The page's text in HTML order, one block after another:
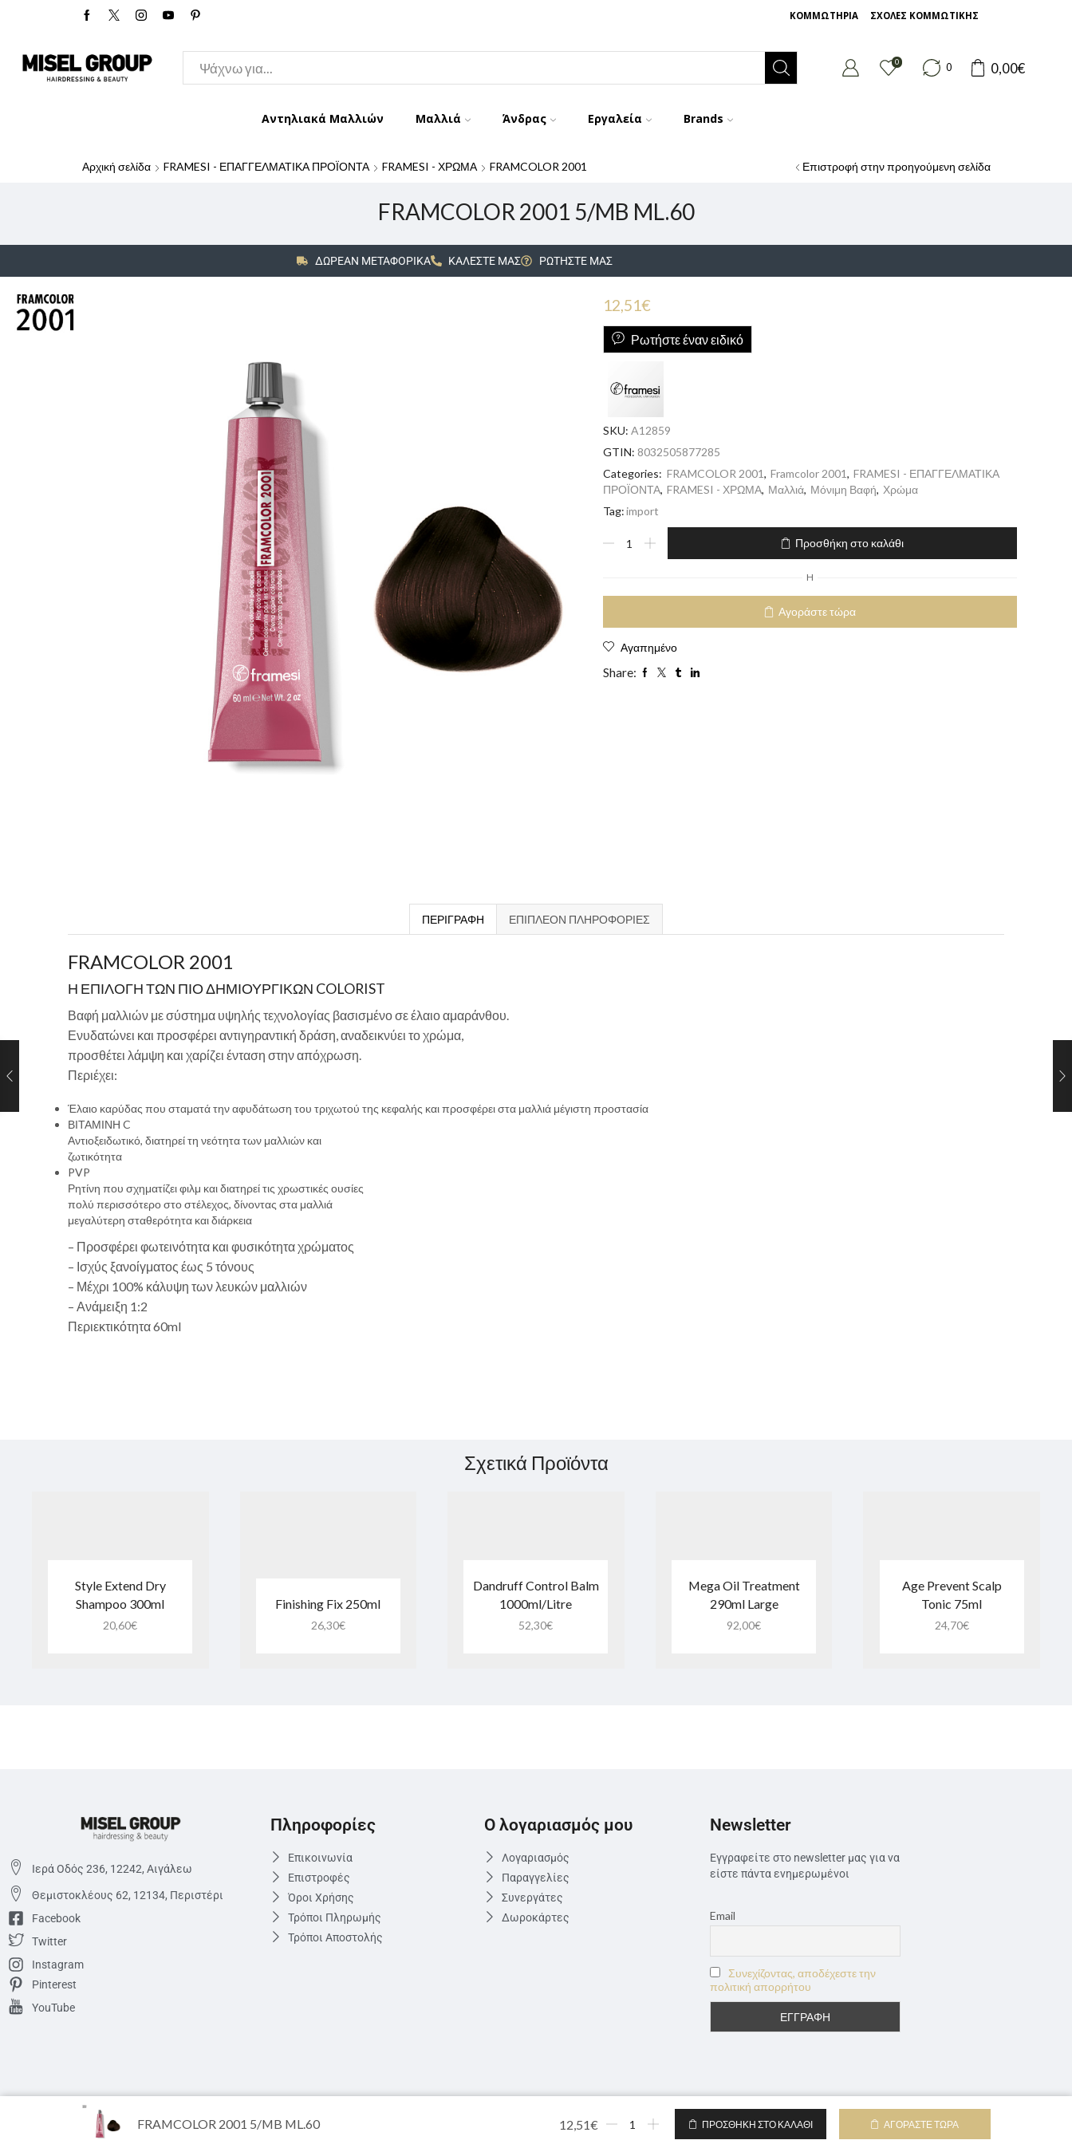
ΚΟΜΜΩΤΗΡΙΑ ΣΧΟΛΕΣ ΚΟΜΜΩΤΙΚΗΣ
0 0 0,00€
Αντηλιακά Μαλλιών Μαλλιά Άνδρας Εργαλεία Brands
Αρχική σελίδα FRAMESI - ΕΠΑΓΓΕΛΜΑΤΙΚΑ ΠΡΟΪΟΝΤΑ FRAMESI - ΧΡΩΜΑ FRAMCOLOR 2001 Επιστροφή στην προηγούμενη σελίδα
FRAMCOLOR 2001 5/MB ML.60
ΔΩΡΕΑΝ ΜΕΤΑΦΟΡΙΚΑ ΚΑΛΕΣΤΕ ΜΑΣ ΡΩΤΗΣΤΕ ΜΑΣ
12,51€
Ρωτήστε έναν ειδικό
SKU: A12859
GTIN: 8032505877285
Categories: FRAMCOLOR 2001, Framcolor 2001, FRAMESI - ΕΠΑΓΓΕΛΜΑΤΙΚΑ
ΠΡΟΪΟΝΤΑ, FRAMESI - ΧΡΩΜΑ, Μαλλιά, Μόνιμη Βαφή, Χρώμα
Tag:import
Προσθήκη στο καλάθι
H
Αγοράστε τώρα
Αγαπημένο
Share:
ΠΕΡΙΓΡΑΦΉ ΕΠΙΠΛΈΟΝ ΠΛΗΡΟΦΟΡΊΕΣ
FRAMCOLOR 2001
Η ΕΠΙΛΟΓΗ ΤΩΝ ΠΙΟ ΔΗΜΙΟΥΡΓΙΚΩΝ COLORIST
Βαφή μαλλιών με σύστημα υψηλής τεχνολογίας βασισμένο σε έλαιο αμαράνθου.
Ενυδατώνει και προσφέρει αντιγηραντική δράση, αναδεικνύει το χρώμα,
προσθέτει λάμψη και χαρίζει ένταση στην απόχρωση.
Περιέχει:
Έλαιο καρύδας που σταματά την αφυδάτωση του τριχωτού της κεφαλής και προσφέρει στα μαλλιά μέγιστη προστασία
ΒΙΤΑΜΙΝΗ C
Αντιοξειδωτικό, διατηρεί τη νεότητα των μαλλιών και
ζωτικότητα
PVP
Ρητίνη που σχηματίζει φιλμ και διατηρεί τις χρωστικές ουσίες
πολύ περισσότερο στο στέλεχος, δίνοντας στα μαλλιά
μεγαλύτερη σταθερότητα και διάρκεια
– Προσφέρει φωτεινότητα και φυσικότητα χρώματος
– Ισχύς ξανοίγματος έως 5 τόνους
– Μέχρι 100% κάλυψη των λευκών μαλλιών
– Ανάμειξη 1:2
Περιεκτικότητα 60ml
Σχετικά Προϊόντα
Style Extend Dry
Shampoo 300ml
20,60€
Finishing Fix 250ml
26,30€
Dandruff Control Balm
1000ml/Litre
52,30€
Mega Oil Treatment
290ml Large
92,00€
Age Prevent Scalp
Tonic 75ml
24,70€
FRAMCOLOR 2001 5/MB ML.60 12,51€ ΠΡΟΣΘΉΚΗ ΣΤΟ ΚΑΛΆΘΙ ΑΓΟΡΆΣΤΕ ΤΏΡΑ
Ιερά Οδός 236, 12242, Αιγάλεω
Θεμιστoκλέους 62, 12134, Περιστέρι
Facebook
Twitter
Instagram
Pinterest
YouTube
Πληροφορίες
Επικοινωνία
Επιστροφές
Όροι Χρήσης
Τρόποι Πληρωμής
Τρόποι Αποστολής
Ο λογαριασμός μου
Λογαριασμός
Παραγγελίες
Συνεργάτες
Δωροκάρτες
Newsletter
Εγγραφείτε στο newsletter μας για να
είστε πάντα ενημερωμένοι
Email
Συνεχίζοντας, αποδέχεστε την
πολιτική απορρήτου
Eshop.miselgroup.com © 2022